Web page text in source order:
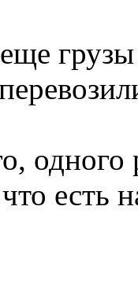
грузы
одного
есть